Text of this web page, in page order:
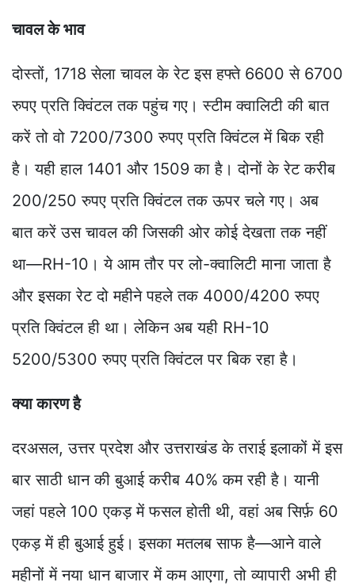
चावल के भाव
दोस्तों, 1718 सेला चावल के रेट इस हफ्ते 6600 से 6700
रुपए प्रति क्विंटल तक पहुंच गए। स्टीम क्वालिटी की बात
करें तो वो 7200/7300 रुपए प्रति क्विंटल में बिक रही
है। यही हाल 1401 और 1509 का है। दोनों के रेट करीब
200/250 रुपए प्रति क्विंटल तक ऊपर चले गए। अब
बात करें उस चावल की जिसकी ओर कोई देखता तक नहीं
था—RH-10। ये आम तौर पर लो-क्वालिटी माना जाता है
और इसका रेट दो महीने पहले तक 4000/4200 रुपए
प्रति क्विंटल ही था। लेकिन अब यही RH-10
5200/5300 रुपए प्रति क्विंटल पर बिक रहा है।
क्या कारण है
दरअसल, उत्तर प्रदेश और उत्तराखंड के तराई इलाकों में इस
बार साठी धान की बुआई करीब 40% कम रही है। यानी
जहां पहले 100 एकड़ में फसल होती थी, वहां अब सिर्फ़ 60
एकड़ में ही बुआई हुई। इसका मतलब साफ है—आने वाले
महीनों में नया धान बाजार में कम आएगा, तो व्यापारी अभी ही